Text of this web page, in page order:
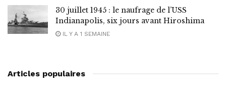
30 juillet 1945 : le naufrage de l’USS
Indianapolis, six jours avant Hiroshima
IL Y A 1 SEMAINE
Articles populaires